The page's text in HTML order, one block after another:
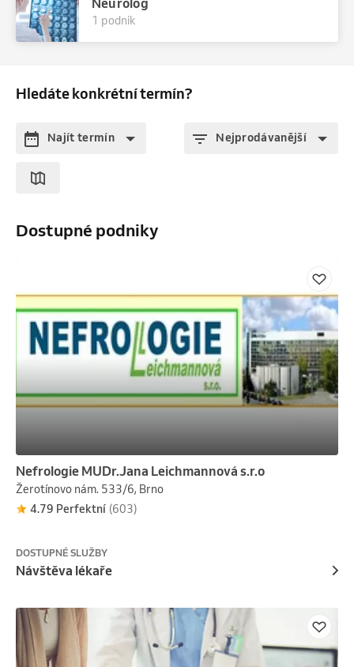
Neurolog
1 podnik
Hledáte konkrétní termín?
Najít termín Nejprodávanější
Dostupné podniky
Nefrologie MUDr.Jana Leichmannová s.r.o
Žerotínovo nám. 533/6, Brno
4.79 Perfektní (603)
DOSTUPNÉ SLUŽBY
Návštěva lékaře